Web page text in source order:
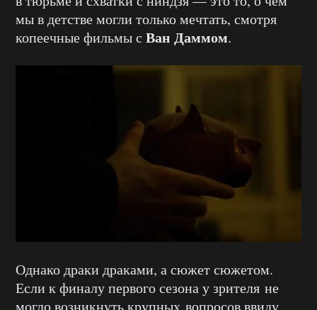
мы в детстве могли только мечтать, смотря
копеечные фильмы с Ван Даммом.
Однако драки драками, а сюжет сюжетом.
Если к финалу первого сезона у зрителя не
могло возникнуть крупных вопросов ввиду